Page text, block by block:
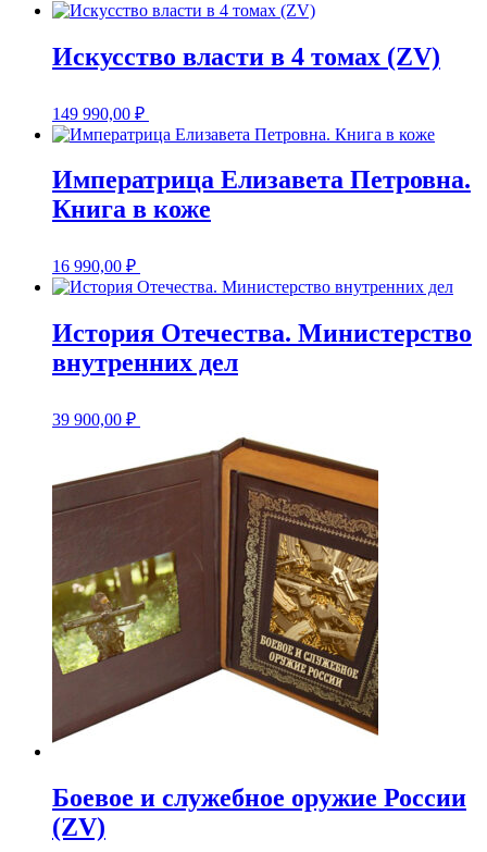
Искусство власти в 4 томах (ZV)
149 990,00 ₽
Императрица Елизавета Петровна.
Книга в коже
16 990,00 ₽
История Отечества. Министерство
внутренних дел
39 900,00 ₽
Боевое и служебное оружие России
(ZV)